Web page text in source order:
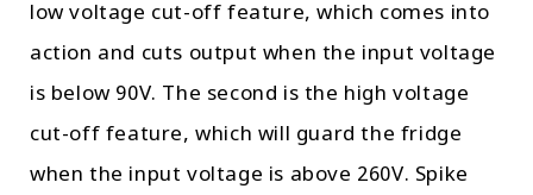
low voltage cut-off feature, which comes into
action and cuts output when the input voltage
is below 90V. The second is the high voltage
cut-off feature, which will guard the fridge
when the input voltage is above 260V. Spike